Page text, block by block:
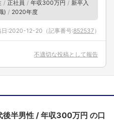
正社員 年収300万円
新卒入
)
2020年度
日:2020-12-20 （記事番号:852537 ）
不適切な投稿として報告
後半男性 年収300万円 の口